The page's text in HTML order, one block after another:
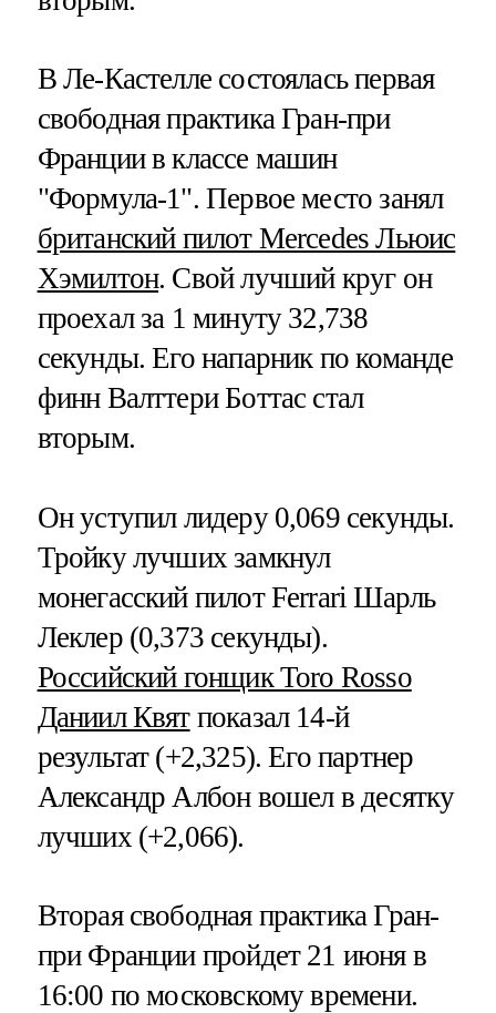
В Ле-Кастелле состоялась первая
свободная практика Гран-при
Франции в классе машин
"Формула-1". Первое место занял
британский пилот Mercedes Льюис
Хэмилтон. Свой лучший круг он
проехал за 1 минуту 32,738
секунды. Его напарник по команде
финн Валттери Боттас стал
вторым.
Он уступил лидеру 0,069 секунды.
Тройку лучших замкнул
монегасский пилот Ferrari Шарль
Леклер (0,373 секунды).
Российский гонщик Toro Rosso
Даниил Квятпоказал 14-й
результат (+2,325). Его партнер
Александр Албон вошел в десятку
лучших (+2,066).
Вторая свободная практика Гран-
при Франции пройдет 21 июня в
16:00 по московскому времени.